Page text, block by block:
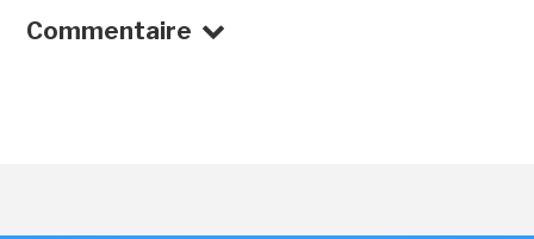
Commentaire